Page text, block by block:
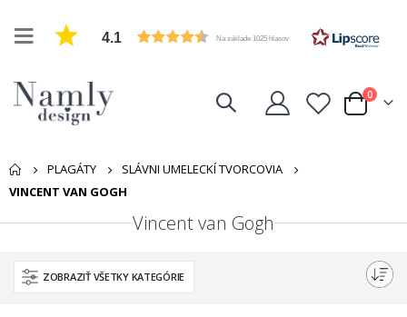
4.1 Na základe 1025 hlasov
Cart
0položky
PLAGÁTY
SLÁVNI UMELECKÍ TVORCOVIA
VINCENT VAN GOGH
Vincent van Gogh
ZOBRAZIŤ VŠETKY KATEGÓRIE